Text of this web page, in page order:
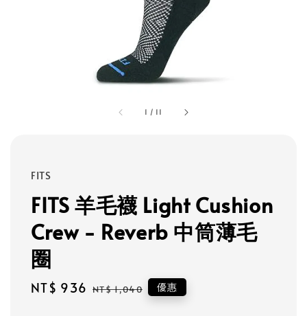
1 / 11
FITS
FITS 羊毛襪 Light Cushion
Crew - Reverb 中筒薄毛
圈
Sale
NT$ 936 Regular
NT$ 1,040 優惠